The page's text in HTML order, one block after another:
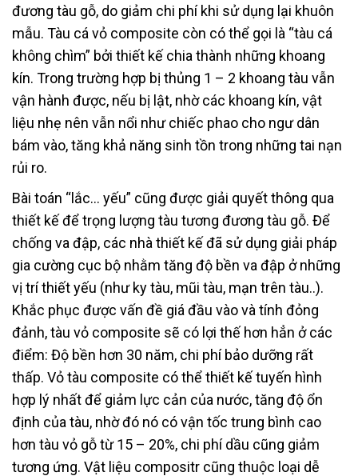
đương tàu gỗ, do giảm chi phí khi sử dụng lại khuôn
mẫu. Tàu cá vỏ composite còn có thể gọi là “tàu cá
không chìm” bởi thiết kế chia thành những khoang
kín. Trong trường hợp bị thủng 1 – 2 khoang tàu vẫn
vận hành được, nếu bị lật, nhờ các khoang kín, vật
liệu nhẹ nên vẫn nổi như chiếc phao cho ngư dân
bám vào, tăng khả năng sinh tồn trong những tai nạn
rủi ro.
Bài toán “lắc… yếu” cũng được giải quyết thông qua
thiết kế để trọng lượng tàu tương đương tàu gỗ. Để
chống va đập, các nhà thiết kế đã sử dụng giải pháp
gia cường cục bộ nhằm tăng độ bền va đập ở những
vị trí thiết yếu (như ky tàu, mũi tàu, mạn trên tàu..).
Khắc phục được vấn đề giá đầu vào và tính đỏng
đảnh, tàu vỏ composite sẽ có lợi thế hơn hẳn ở các
điểm: Độ bền hơn 30 năm, chi phí bảo dưỡng rất
thấp. Vỏ tàu composite có thể thiết kế tuyến hình
hợp lý nhất để giảm lực cản của nước, tăng độ ổn
định của tàu, nhờ đó nó có vận tốc trung bình cao
hơn tàu vỏ gỗ từ 15 – 20%, chi phí dầu cũng giảm
tương ứng. Vật liệu compositr cũng thuộc loại dễ